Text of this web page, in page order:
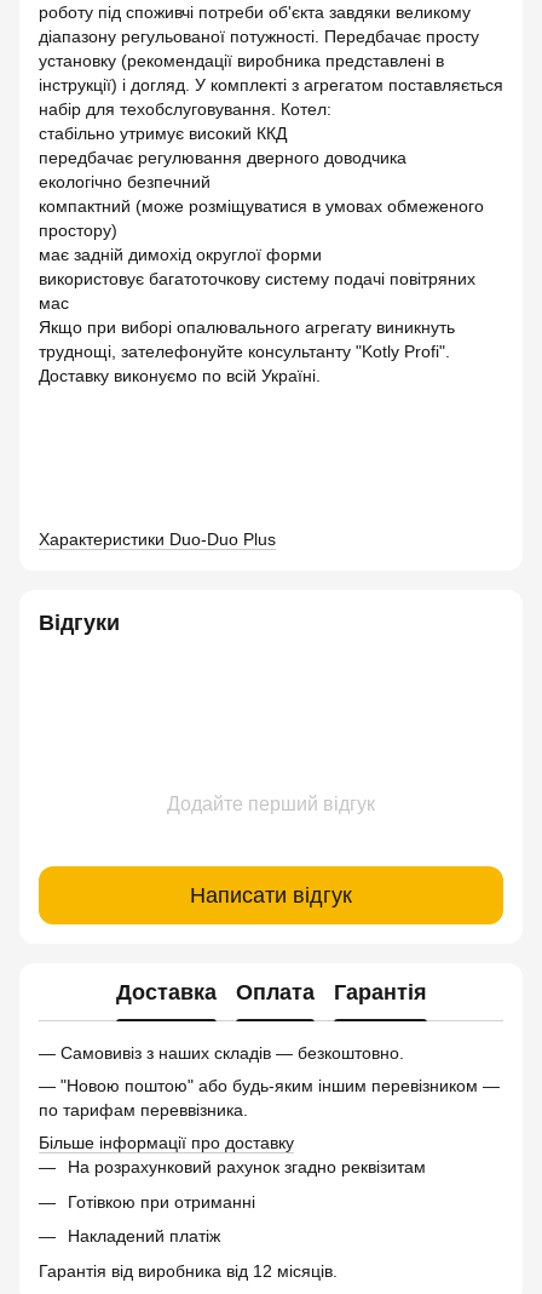
роботу під споживчі потреби об'єкта завдяки великому
діапазону регульованої потужності. Передбачає просту
установку (рекомендації виробника представлені в
інструкції) і догляд. У комплекті з агрегатом поставляється
набір для техобслуговування. Котел:
стабільно утримує високий ККД
передбачає регулювання дверного доводчика
екологічно безпечний
компактний (може розміщуватися в умовах обмеженого
простору)
має задній димохід округлої форми
використовує багатоточкову систему подачі повітряних
мас
Якщо при виборі опалювального агрегату виникнуть
труднощі, зателефонуйте консультанту "Kotly Profi".
Доставку виконуємо по всій Україні.
Характеристики Duo-Duo Plus
Відгуки
Додайте перший відгук
Написати відгук
Доставка Оплата Гарантія
— Самовивіз з наших складів — безкоштовно.
— "Новою поштою" або будь-яким іншим перевізником —
по тарифам переввізника.
Більше інформації про доставку
На розрахунковий рахунок згадно реквізитам
Готівкою при отриманні
Накладений платіж
Гарантія від виробника від 12 місяців.